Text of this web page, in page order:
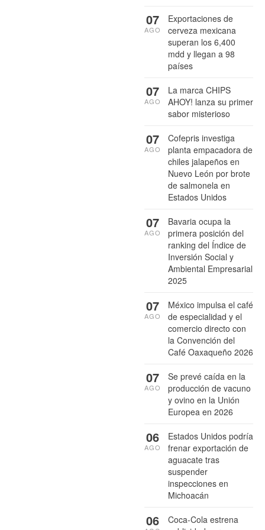
Exportaciones de
cerveza mexicana
superan los 6,400
mdd y llegan a 98
países
07
AGO
La marca CHIPS
AHOY! lanza su primer
sabor misterioso
07
AGO
Cofepris investiga
planta empacadora de
chiles jalapeños en
Nuevo León por brote
de salmonela en
Estados Unidos
07
AGO
Bavaria ocupa la
primera posición del
ranking del Índice de
Inversión Social y
Ambiental Empresarial
2025
07
AGO
México impulsa el café
de especialidad y el
comercio directo con
la Convención del
Café Oaxaqueño 2026
07
AGO
Se prevé caída en la
producción de vacuno
y ovino en la Unión
Europea en 2026
07
AGO
Estados Unidos podría
frenar exportación de
aguacate tras
suspender
inspecciones en
Michoacán
06
AGO
Coca-Cola estrena
06